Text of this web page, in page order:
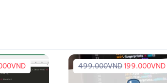
VND 499.000VND199.000VND